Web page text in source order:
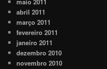
abril 2011
março 2011
fevereiro 2011
janeiro 2011
dezembro 2010
novembro 2010